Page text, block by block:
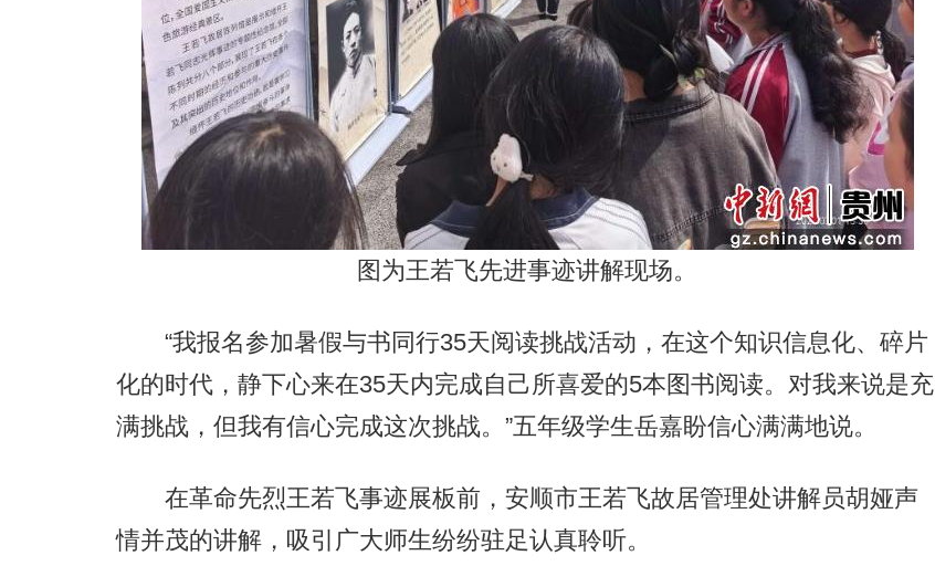
图为王若飞先进事迹讲解现场。
“我报名参加暑假与书同行35天阅读挑战活动，在这个知识信息化、碎片
化的时代，静下心来在35天内完成自己所喜爱的5本图书阅读。对我来说是充
满挑战，但我有信心完成这次挑战。”五年级学生岳嘉盼信心满满地说。
在革命先烈王若飞事迹展板前，安顺市王若飞故居管理处讲解员胡娅声
情并茂的讲解，吸引广大师生纷纷驻足认真聆听。